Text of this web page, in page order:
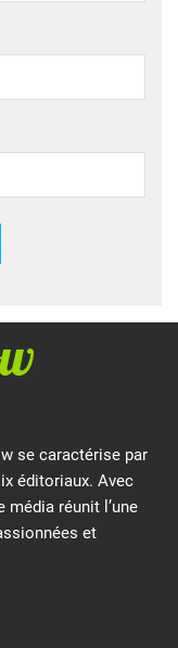
se caractérise par
éditoriaux. Avec
réunit l’une
et